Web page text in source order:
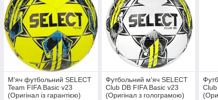
М'яч футбольний SELECT
Team FIFA Basic v23
(Оригінал із гарантією)
Футбольний м'яч SELECT
Club DB FIFA Basic v23
(Оригінал з голограмою)